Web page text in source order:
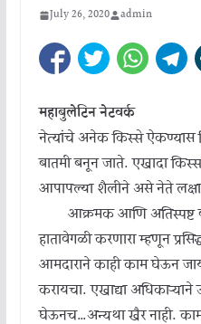
July 26, 2020 admin
महाबुलेटिन नेटवर्क
नेत्यांचे अनेक किस्से ऐकण्यास
बातमी बनून जाते. एखादा
आपापल्या शैलीने असे नेते
आक्रमक आणि अतिस्पष्ट
हातावेगळी करणारा म्हणून
आमदाराने काही काम घेऊन
करायचा. एखाद्या अधिकाऱ्याने
घेऊनच…अन्यथा खैर नाही. काम